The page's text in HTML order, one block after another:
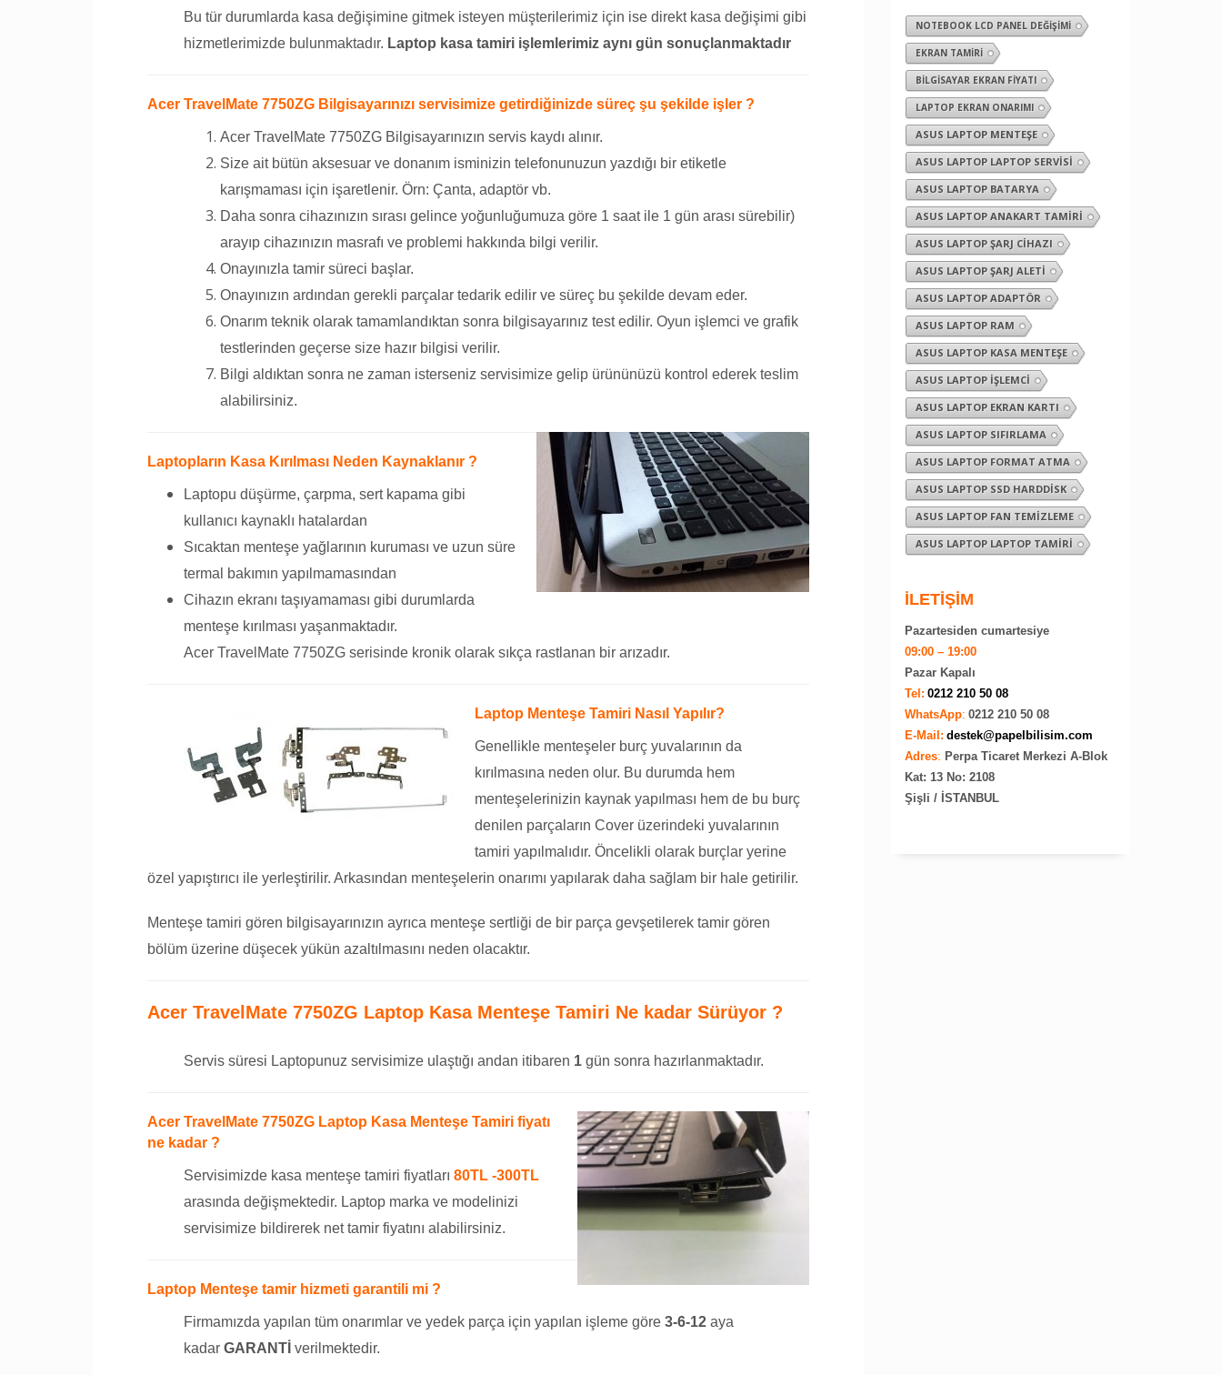
Bu tür durumlarda kasa değişimine gitmek isteyen müşterilerimiz için ise direkt kasa değişimi gibi
hizmetlerimizde bulunmaktadır. Laptop kasa tamiri işlemlerimiz aynı gün sonuçlanmaktadır
Acer TravelMate 7750ZG Bilgisayarınızı servisimize getirdiğinizde süreç şu şekilde işler ?
Acer TravelMate 7750ZG Bilgisayarınızın servis kaydı alınır.
Size ait bütün aksesuar ve donanım isminizin telefonunuzun yazdığı bir etiketle
karışmaması için işaretlenir. Örn: Çanta, adaptör vb.
Daha sonra cihazınızın sırası gelince yoğunluğumuza göre 1 saat ile 1 gün arası sürebilir)
arayıp cihazınızın masrafı ve problemi hakkında bilgi verilir.
Onayınızla tamir süreci başlar.
Onayınızın ardından gerekli parçalar tedarik edilir ve süreç bu şekilde devam eder.
Onarım teknik olarak tamamlandıktan sonra bilgisayarınız test edilir. Oyun işlemci ve grafik
testlerinden geçerse size hazır bilgisi verilir.
Bilgi aldıktan sonra ne zaman isterseniz servisimize gelip ürününüzü kontrol ederek teslim
alabilirsiniz.
Laptopların Kasa Kırılması Neden Kaynaklanır ?
Laptopu düşürme, çarpma, sert kapama gibi
kullanıcı kaynaklı hatalardan
Sıcaktan menteşe yağlarının kuruması ve uzun süre
termal bakımın yapılmamasından
Cihazın ekranı taşıyamaması gibi durumlarda
menteşe kırılması yaşanmaktadır.
Acer TravelMate 7750ZG serisinde kronik olarak sıkça rastlanan bir arızadır.
Laptop Menteşe Tamiri Nasıl Yapılır?
Genellikle menteşeler burç yuvalarının da
kırılmasına neden olur. Bu durumda hem
menteşelerinizin kaynak yapılması hem de bu burç
denilen parçaların Cover üzerindeki yuvalarının
tamiri yapılmalıdır. Öncelikli olarak burçlar yerine
özel yapıştırıcı ile yerleştirilir. Arkasından menteşelerin onarımı yapılarak daha sağlam bir hale getirilir.
Menteşe tamiri gören bilgisayarınızın ayrıca menteşe sertliği de bir parça gevşetilerek tamir gören
bölüm üzerine düşecek yükün azaltılmasını neden olacaktır.
Acer TravelMate 7750ZG Laptop Kasa Menteşe Tamiri Ne kadar Sürüyor ?
Servis süresi Laptopunuz servisimize ulaştığı andan itibaren 1 gün sonra hazırlanmaktadır.
Acer TravelMate 7750ZG Laptop Kasa Menteşe Tamiri fiyatı
ne kadar ?
Servisimizde kasa menteşe tamiri fiyatları 80TL -300TL
arasında değişmektedir. Laptop marka ve modelinizi
servisimize bildirerek net tamir fiyatını alabilirsiniz.
Laptop Menteşe tamir hizmeti garantili mi ?
Firmamızda yapılan tüm onarımlar ve yedek parça için yapılan işleme göre 3-6-12 aya
kadar GARANTİ verilmektedir.
NOTEBOOK LCD PANEL DEĞIŞIMI
EKRAN TAMIRI
BILGISAYAR EKRAN FIYATI
LAPTOP EKRAN ONARIMI
ASUS LAPTOP MENTEŞE
ASUS LAPTOP LAPTOP SERVISI
ASUS LAPTOP BATARYA
ASUS LAPTOP ANAKART TAMIRI
ASUS LAPTOP ŞARJ CIHAZI
ASUS LAPTOP ŞARJ ALETI
ASUS LAPTOP ADAPTÖR
ASUS LAPTOP RAM
ASUS LAPTOP KASA MENTEŞE
ASUS LAPTOP İŞLEMCI
ASUS LAPTOP EKRAN KARTI
ASUS LAPTOP SIFIRLAMA
ASUS LAPTOP FORMAT ATMA
ASUS LAPTOP SSD HARDDISK
ASUS LAPTOP FAN TEMIZLEME
ASUS LAPTOP LAPTOP TAMIRI
İLETİŞİM
Pazartesiden cumartesiye
09:00 – 19:00
Pazar Kapalı
Tel: 0212 210 50 08
WhatsApp: 0212 210 50 08
E-Mail: destek@papelbilisim.com
Adres: Perpa Ticaret Merkezi A-Blok
Kat: 13 No: 2108
Şişli / İSTANBUL